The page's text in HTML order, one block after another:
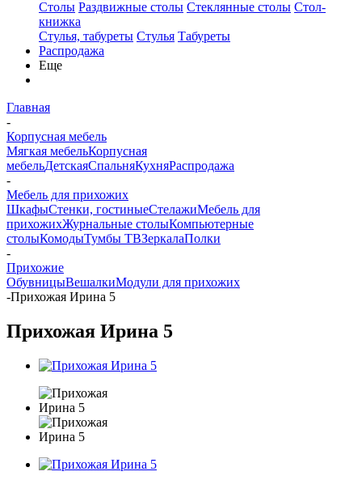
Столы Раздвижные столы Стеклянные столы Стол-
книжка
Стулья, табуреты Стулья Табуреты
Распродажа
Еще
Главная
-
Корпусная мебель
Мягкая мебельКорпусная
мебельДетскаяСпальняКухняРаспродажа
-
Мебель для прихожих
ШкафыСтенки, гостиныеСтелажиМебель для
прихожихЖурнальные столыКомпьютерные
столыКомодыТумбы ТВЗеркалаПолки
-
Прихожие
ОбувницыВешалкиМодули для прихожих
-Прихожая Ирина 5
Прихожая Ирина 5